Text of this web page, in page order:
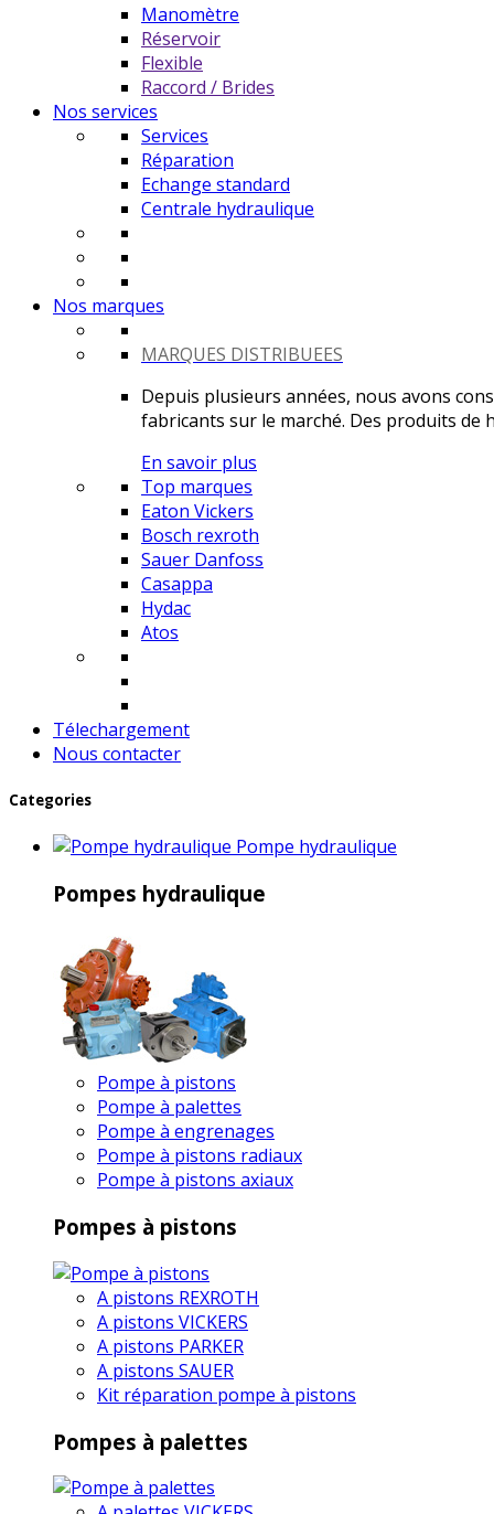
Manomètre
Réservoir
Flexible
Raccord / Brides
Nos services
Services
Réparation
Echange standard
Centrale hydraulique
Nos marques
MARQUES DISTRIBUEES
Depuis plusieurs années, nous avons
fabricants sur le marché. Des produits de
En savoir plus
Top marques
Eaton Vickers
Bosch rexroth
Sauer Danfoss
Casappa
Hydac
Atos
Télechargement
Nous contacter
Categories
Pompe hydraulique
Pompes hydraulique
Pompe à pistons
Pompe à palettes
Pompe à engrenages
Pompe à pistons radiaux
Pompe à pistons axiaux
Pompes à pistons
A pistons REXROTH
A pistons VICKERS
A pistons PARKER
A pistons SAUER
Kit réparation pompe à pistons
Pompes à palettes